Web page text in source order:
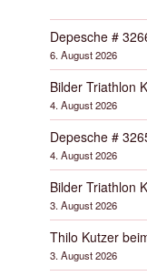
Depesche #
6. August 2026
Bilder Triathlon
4. August 2026
Depesche #
4. August 2026
Bilder Triathlon
3. August 2026
Thilo Kutzer
3. August 2026